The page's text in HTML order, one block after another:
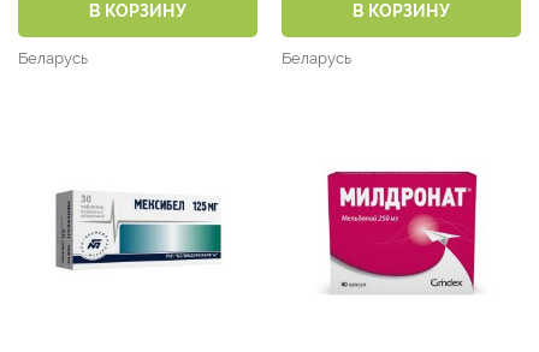
В КОРЗИНУ
Беларусь
В КОРЗИНУ
Беларусь